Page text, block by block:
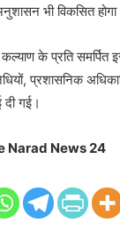
भी विकसित
के प्रति समर्पित
प्रशासनिक
दी गई।
Narad News 24